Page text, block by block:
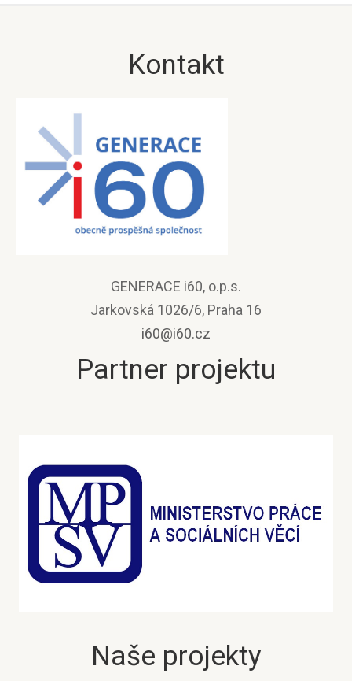
Kontakt
GENERACE i60, o.p.s.
Jarkovská 1026/6, Praha 16
i60@i60.cz
Partner projektu
Naše projekty